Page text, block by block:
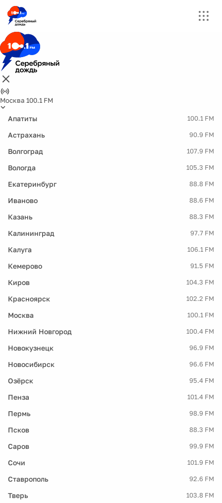
Москва 100.1 FM
Апатиты 100.1 FM
Астрахань 90.9 FM
Волгоград 107.9 FM
Вологда 105.3 FM
Екатеринбург 88.8 FM
Иваново 88.6 FM
Казань 88.3 FM
Калининград 97.7 FM
Калуга 106.1 FM
Кемерово 91.5 FM
Киров 104.3 FM
Красноярск 102.2 FM
Москва 100.1 FM
Нижний Новгород 100.4 FM
Новокузнецк 96.9 FM
Новосибирск 96.6 FM
Озёрск 95.4 FM
Пенза 101.4 FM
Пермь 98.9 FM
Псков 88.3 FM
Саров 99.9 FM
Сочи 101.9 FM
Ставрополь 92.6 FM
Тверь 103.8 FM